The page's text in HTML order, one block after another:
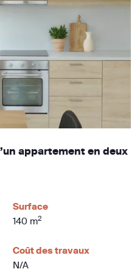
appartement en deux
Surface
140 m2
Coût des travaux
N/A